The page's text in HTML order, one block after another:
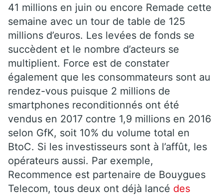
41 millions en juin ou encore Remade cette
semaine avec un tour de table de 125
millions d’euros. Les levées de fonds se
succèdent et le nombre d’acteurs se
multiplient. Force est de constater
également que les consommateurs sont au
rendez-vous puisque 2 millions de
smartphones reconditionnés ont été
vendus en 2017 contre 1,9 millions en 2016
selon GfK, soit 10% du volume total en
BtoC. Si les investisseurs sont à l’affût, les
opérateurs aussi. Par exemple,
Recommence est partenaire de Bouygues
Telecom, tous deux ont déjà lancé des